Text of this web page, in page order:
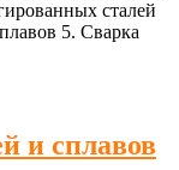
сталей
5. Сварка
и сплавов